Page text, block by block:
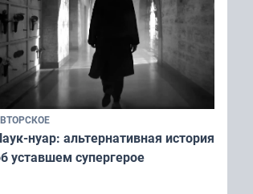
нуар: альтернативная история
уставшем супергерое